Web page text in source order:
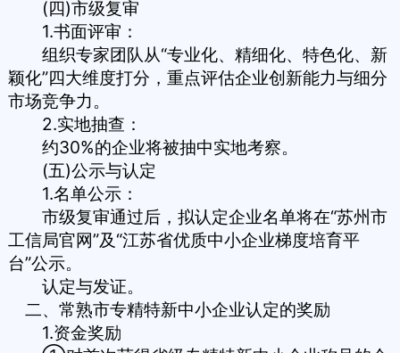
(四)市级复审
1.书面评审：
组织专家团队从“专业化、精细化、特色化、新
颖化”四大维度打分，重点评估企业创新能力与细分
市场竞争力。
2.实地抽查：
约30%的企业将被抽中实地考察。
(五)公示与认定
1.名单公示：
市级复审通过后，拟认定企业名单将在“苏州市
工信局官网”及“江苏省优质中小企业梯度培育平
台”公示。
认定与发证。
二、常熟市专精特新中小企业认定的奖励
1.资金奖励